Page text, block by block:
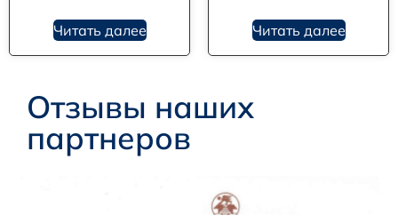
Читать далее Читать далее
Отзывы наших
партнеров